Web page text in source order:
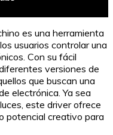
es una herramienta
usuarios controlar una
Con su fácil
versiones de
que buscan una
electrónica. Ya sea
este driver ofrece
potencial creativo para